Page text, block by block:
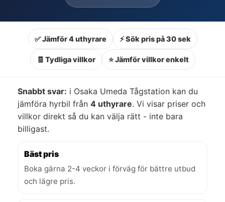
✅ Jämför 4 uthyrare ⚡ Sök pris på 30 sek
🧾 Tydliga villkor ⭐ Jämför villkor enkelt
Snabbt svar: i Osaka Umeda Tågstation kan du
jämföra hyrbil från 4 uthyrare. Vi visar priser och
villkor direkt så du kan välja rätt - inte bara
billigast.
Bäst pris
Boka gärna 2-4 veckor i förväg för bättre utbud
och lägre pris.